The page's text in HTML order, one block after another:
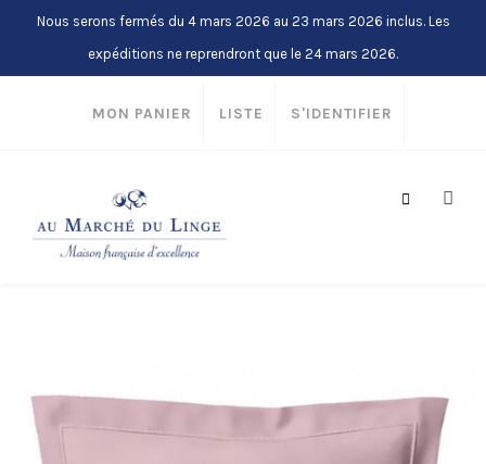
Nous serons fermés du 4 mars 2026 au 23 mars 2026 inclus. Les
expéditions ne reprendront que le 24 mars 2026.
MON PANIER LISTE S'IDENTIFIER